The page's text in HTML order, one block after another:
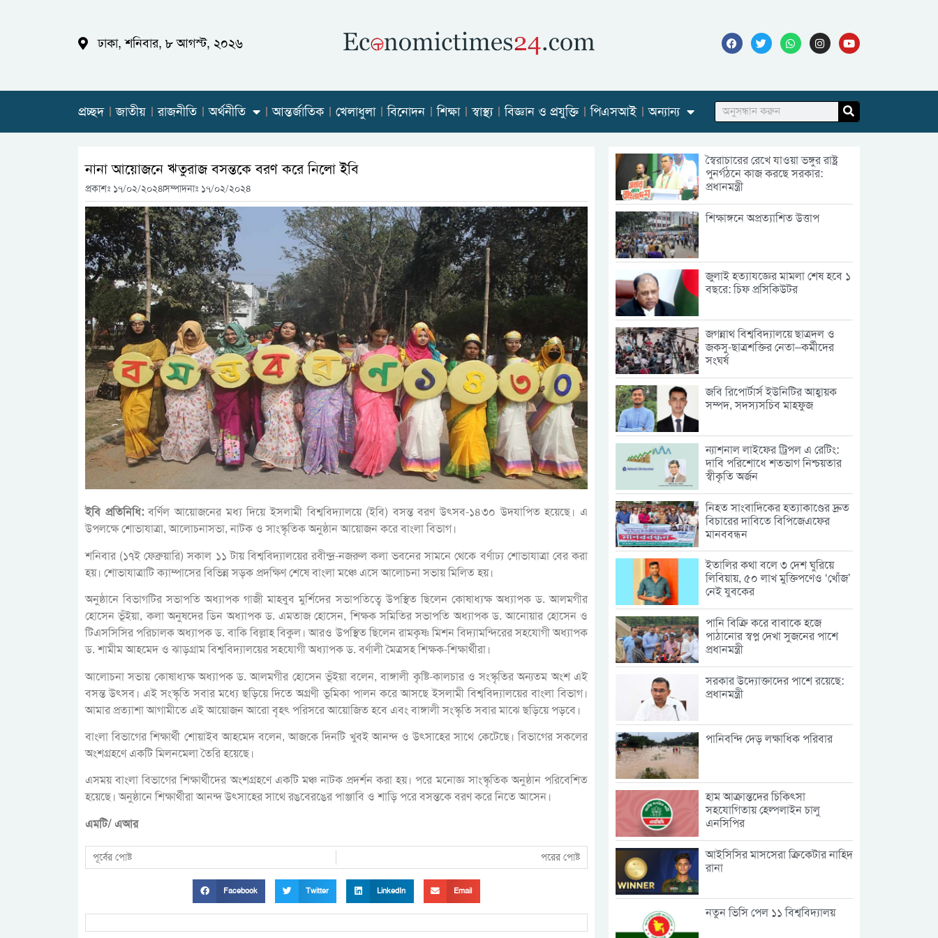
ঢাকা, শনিবার, ৮ আগস্ট, ২০২৬
প্রচ্ছদ জাতীয় রাজনীতি অর্থনীতি আন্তর্জাতিক খেলাধুলা বিনোদন শিক্ষা স্বাস্থ্য বিজ্ঞান ও প্রযুক্তি পিএসআই অন্যান্য
নানা আয়োজনে ঋতুরাজ বসন্তকে বরণ করে নিলো ইবি
প্রকাশঃ ১৭/০২/২০২৪সম্পাদনাঃ ১৭/০২/২০২৪
ইবি প্রতিনিধি:বর্ণিল আয়োজনের মধ্য দিয়ে ইসলামী বিশ্ববিদ্যালয়ে (ইবি) বসন্ত বরণ উৎসব-১৪৩০ উদযাপিত হয়েছে। এ
উপলক্ষে শোভাযাত্রা, আলোচনাসভা, নাটক ও সাংস্কৃতিক অনুষ্ঠান আয়োজন করে বাংলা বিভাগ।
শনিবার (১৭ই ফেব্রুয়ারি) সকাল ১১ টায় বিশ্ববিদ্যালয়ের রবীন্দ্র-নজরুল কলা ভবনের সামনে থেকে বর্ণাঢ্য শোভাযাত্রা বের করা
হয়। শোভাযাত্রাটি ক্যাম্পাসের বিভিন্ন সড়ক প্রদক্ষিণ শেষে বাংলা মঞ্চে এসে আলোচনা সভায় মিলিত হয়।
অনুষ্ঠানে বিভাগটির সভাপতি অধ্যাপক গাজী মাহবুব মুর্শিদের সভাপতিত্বে উপস্থিত ছিলেন কোষাধ্যক্ষ অধ্যাপক ড. আলমগীর
হোসেন ভূঁইয়া, কলা অনুষদের ডিন অধ্যাপক ড. এমতাজ হোসেন, শিক্ষক সমিতির সভাপতি অধ্যাপক ড. আনোয়ার হোসেন ও
টিএসসিসির পরিচালক অধ্যাপক ড. বাকি বিল্লাহ বিকুল। আরও উপস্থিত ছিলেন রামকৃষ্ণ মিশন বিদ্যামন্দিরের সহযোগী অধ্যাপক
ড. শামীম আহমেদ ও ঝাড়গ্রাম বিশ্ববিদ্যালয়ের সহযোগী অধ্যাপক ড. বর্ণালী মৈত্রসহ শিক্ষক-শিক্ষার্থীরা।
আলোচনা সভায় কোষাধ্যক্ষ অধ্যাপক ড. আলমগীর হোসেন ভূঁইয়া বলেন, বাঙ্গালী কৃষ্টি-কালচার ও সংস্কৃতির অন্যতম অংশ এই
বসন্ত উৎসব। এই সংস্কৃতি সবার মধ্যে ছড়িয়ে দিতে অগ্রণী ভূমিকা পালন করে আসছে ইসলামী বিশ্ববিদ্যালয়ের বাংলা বিভাগ।
আমার প্রত্যাশা আগামীতে এই আয়োজন আরো বৃহৎ পরিসরে আয়োজিত হবে এবং বাঙ্গালী সংস্কৃতি সবার মাঝে ছড়িয়ে পড়বে।
বাংলা বিভাগের শিক্ষার্থী শোয়াইব আহমেদ বলেন, আজকে দিনটি খুবই আনন্দ ও উৎসাহের সাথে কেটেছে। বিভাগের সকলের
অংশগ্রহণে একটি মিলনমেলা তৈরি হয়েছে।
এসময় বাংলা বিভাগের শিক্ষার্থীদের অংশগ্রহণে একটি মঞ্চ নাটক প্রদর্শন করা হয়। পরে মনোজ্ঞ সাংস্কৃতিক অনুষ্ঠান পরিবেশিত
হয়েছে। অনুষ্ঠানে শিক্ষার্থীরা আনন্দ উৎসাহের সাথে রঙবেরঙের পাঞ্জাবি ও শাড়ি পরে বসন্তকে বরণ করে নিতে আসেন।
এমটি/ এআর
পূর্বের পোষ্ট পরের পোষ্ট
Facebook Twitter LinkedIn Email
স্বৈরাচারের রেখে যাওয়া ভঙ্গুর রাষ্ট্র
পুনর্গঠনে কাজ করছে সরকার:
প্রধানমন্ত্রী
শিক্ষাঙ্গনে অপ্রত্যাশিত উত্তাপ
জুলাই হত্যাযজ্ঞের মামলা শেষ হবে ১
বছরে: চিফ প্রসিকিউটর
জগন্নাথ বিশ্ববিদ্যালয়ে ছাত্রদল ও
জকসু-ছাত্রশক্তির নেতা–কর্মীদের
সংঘর্ষ
জবি রিপোর্টার্স ইউনিটির আহ্বায়ক
সম্পদ, সদস্যসচিব মাহফুজ
ন্যাশনাল লাইফের ট্রিপল এ রেটিং:
দাবি পরিশোধে শতভাগ নিশ্চয়তার
স্বীকৃতি অর্জন
নিহত সাংবাদিকের হত্যাকাণ্ডের দ্রুত
বিচারের দাবিতে বিপিজেএফের
মানববন্ধন
ইতালির কথা বলে ৩ দেশ ঘুরিয়ে
লিবিয়ায়, ৫০ লাখ মুক্তিপণেও ‘খোঁজ’
নেই যুবকের
পানি বিক্রি করে বাবাকে হজে
পাঠানোর স্বপ্ন দেখা সুজনের পাশে
প্রধানমন্ত্রী
সরকার উদ্যোক্তাদের পাশে রয়েছে:
প্রধানমন্ত্রী
পানিবন্দি দেড় লক্ষাধিক পরিবার
হাম আক্রান্তদের চিকিৎসা
সহযোগিতায় হেল্পলাইন চালু
এনসিপির
আইসিসির মাসসেরা ক্রিকেটার নাহিদ
রানা
নতুন ভিসি পেল ১১ বিশ্ববিদ্যালয়